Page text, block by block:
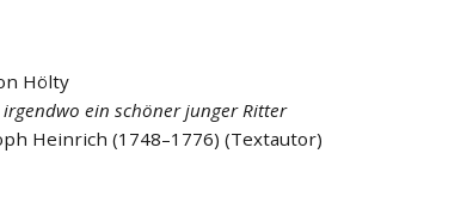
Hölty
ein schöner junger Ritter
Heinrich (1748–1776) (Textautor)